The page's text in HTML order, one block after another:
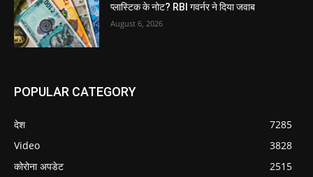
प्लास्टिक के नोट? RBI गवर्नर ने दिया जवाब
August 6, 2026
POPULAR CATEGORY
देश
7285
Video
3828
कोरोना अपडेट
2515